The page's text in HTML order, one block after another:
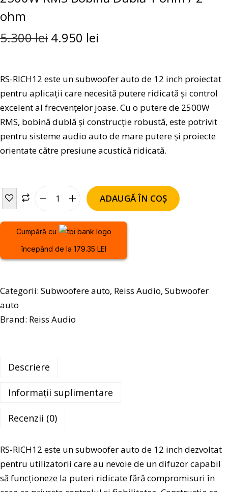
ohm
5.300lei 4.950 lei
RS-RICH12 este un subwoofer auto de 12 inch proiectat
pentru aplicații care necesită putere ridicată și control
excelent al frecvențelor joase. Cu o putere de 2500W
RMS, bobină dublă și construcție robustă, este potrivit
pentru sisteme audio auto de mare putere și proiecte
orientate către presiune acustică ridicată.
ADAUGĂ ÎN COȘ
Cumpără cu
începând de la 179.35 LEI
Categorii: Subwoofere auto, Reiss Audio, Subwoofer
auto
Brand: Reiss Audio
Descriere
Informații suplimentare
Recenzii (0)
RS-RICH12 este un subwoofer auto de 12 inch dezvoltat
pentru utilizatorii care au nevoie de un difuzor capabil
să funcționeze la puteri ridicate fără compromisuri în